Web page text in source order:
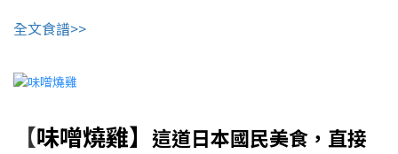
全文食譜>>
【味噌燒雞】 這道日本國民美食，直接